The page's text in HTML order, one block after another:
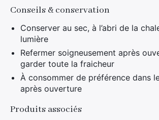
Conseils & conservation
Conserver au sec, à l’abri de la
lumière
Refermer soigneusement après
garder toute la fraicheur
À consommer de préférence dans
après ouverture
Produits associés